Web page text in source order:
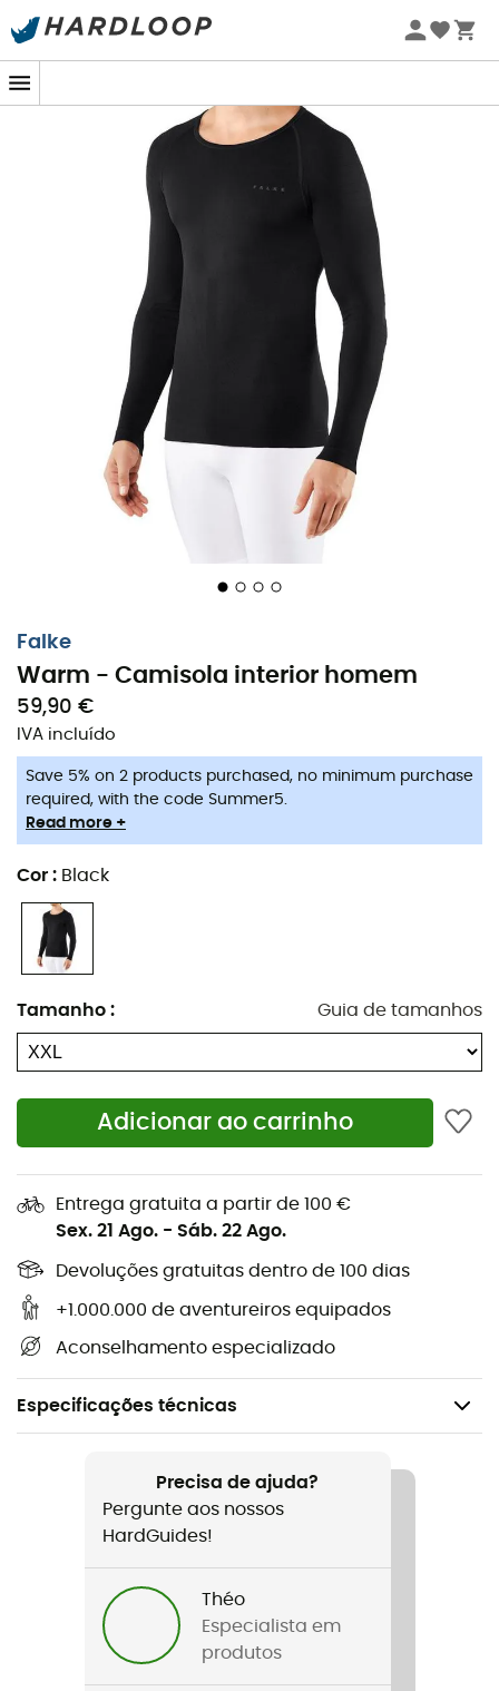
Promoções de verão 🔥 -5% EXTRA a partir de 2 produtos*
Falke
Warm - Camisola interior homem
59,90 €
IVA incluído
Save 5% on 2 products purchased, no minimum purchase
required, with the code Summer5.
Read more +
Cor : Black
Tamanho : Guia de tamanhos
Adicionar ao carrinho
Entrega gratuita a partir de 100 €
Sex. 21 Ago. - Sáb. 22 Ago.
Devoluções gratuitas dentro de 100 dias
+1.000.000 de aventureiros equipados
Aconselhamento especializado
Especificações técnicas
Caminhada / Ski alpino / Ski de montanha / Raquetes
de neve / Trekking / Alpinismo / Ski
Precisa de ajuda?
Pergunte aos nossos
HardGuides!
Théo
Especialista em
produtos